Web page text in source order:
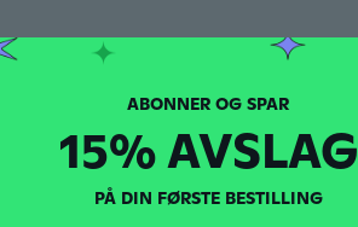
opplastinger
15% AVSLAG
PÅ DIN FØRSTE BESTILLING